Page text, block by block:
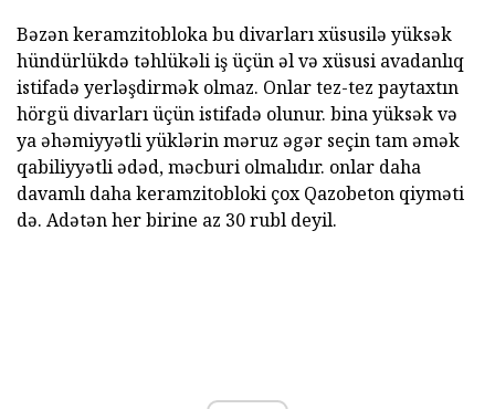
Bəzən keramzitobloka bu divarları xüsusilə yüksək
hündürlükdə təhlükəli iş üçün əl və xüsusi avadanlıq
istifadə yerləşdirmək olmaz. Onlar tez-tez paytaxtın
hörgü divarları üçün istifadə olunur. bina yüksək və
ya əhəmiyyətli yüklərin məruz əgər seçin tam əmək
qabiliyyətli ədəd, məcburi olmalıdır. onlar daha
davamlı daha keramzitobloki çox Qazobeton qiyməti
də. Adətən her birine az 30 rubl deyil.